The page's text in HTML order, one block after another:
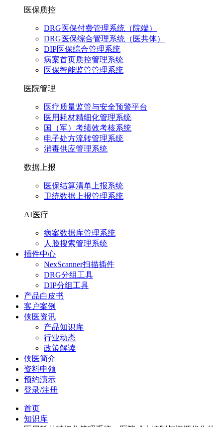
医保质控
DRG医保付费管理系统（院端）
DRG医保综合管理系统（医共体）
DIP医保综合管理系统
病案首页质控管理系统
医保智能监管管理系统
医院管理
医疗质量监管与安全预警平台
医用耗材精细化管理系统
国（军）考绩效考核系统
电子处方流转管理系统
消毒供应管理系统
数据上报
医保结算清单上报系统
卫统数据上报管理系统
AI医疗
病案数据库管理系统
人脸搜索管理系统
插件中心
NexScanner扫描插件
DRG分组工具
DIP分组工具
产品白皮书
客户案例
侠医资讯
产品知识库
行业动态
政策解读
侠医简介
资料申领
预约演示
登录/注册
首页
知识库